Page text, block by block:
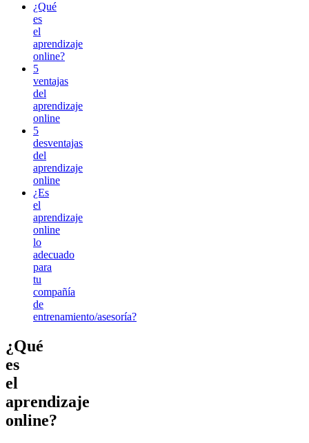
¿Qué
es
el
aprendizaje
online?
5
ventajas
del
aprendizaje
online
5
desventajas
del
aprendizaje
online
¿Es
el
aprendizaje
online
lo
adecuado
para
tu
compañía
de
entrenamiento/asesoría?
¿Qué
es
el
aprendizaje
online?